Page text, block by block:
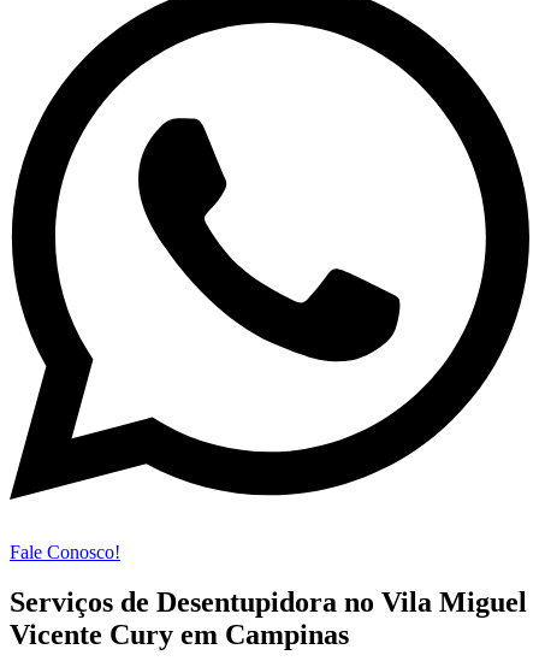
Fale Conosco!
Serviços de Desentupidora no Vila Miguel
Vicente Cury em Campinas